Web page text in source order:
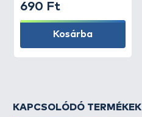
690 Ft
Kosárba
KAPCSOLÓDÓ TERMÉKEK